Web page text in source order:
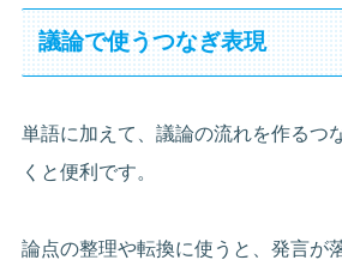
議論で使うつなぎ表現
単語に加えて、議論の流れを作るつ
くと便利です。
論点の整理や転換に使うと、発言が